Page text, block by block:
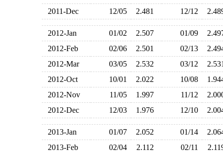
2011-Dec
12/05 2.481 12/12
2012-Jan 01/02 2.507 01/09
2012-Feb
02/06 2.501 02/13
2012-Mar
03/05 2.532 03/12
2012-Oct
10/01 2.022 10/08
2012-Nov
11/05 1.997 11/12
2012-Dec
12/03 1.976 12/10
2013-Jan 01/07 2.052 01/14
2013-Feb
02/04 2.112 02/11